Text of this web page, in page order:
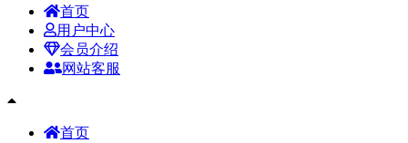
首页
用户中心
会员介绍
网站客服
首页